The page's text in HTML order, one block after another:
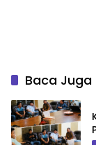
Baca Juga